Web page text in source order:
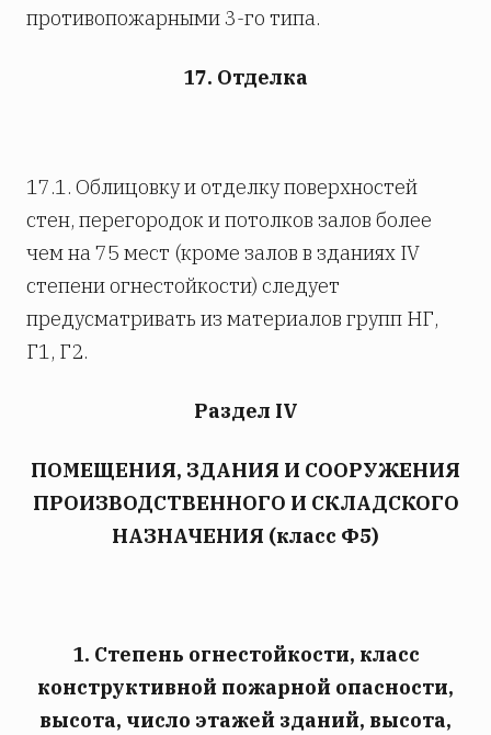
противопожарными 3-го типа.
17. Отделка
17.1. Облицовку и отделку поверхностей
стен, перегородок и потолков залов более
чем на 75 мест (кроме залов в зданиях IV
степени огнестойкости) следует
предусматривать из материалов групп НГ,
Г1, Г2.
Раздел IV
ПОМЕЩЕНИЯ, ЗДАНИЯ И СООРУЖЕНИЯ
ПРОИЗВОДСТВЕННОГО И СКЛАДСКОГО
НАЗНАЧЕНИЯ (класс Ф5)
1. Степень огнестойкости, класс
конструктивной пожарной опасности,
высота, число этажей зданий, высота,